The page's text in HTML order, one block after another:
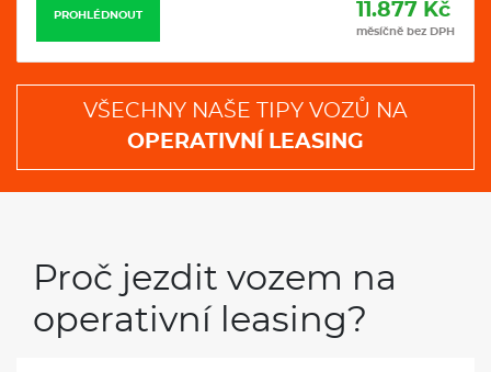
PROHLÉDNOUT 11.877 Kč
měsíčně bez DPH
VŠECHNY NAŠE TIPY VOZŮ NA
OPERATIVNÍ LEASING
Proč jezdit vozem na
operativní leasing?